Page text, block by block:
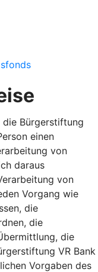
Bürgerstiftung
einen
von
daraus
von
Vorgang wie
die
die
die
VR Bank
Vorgaben des